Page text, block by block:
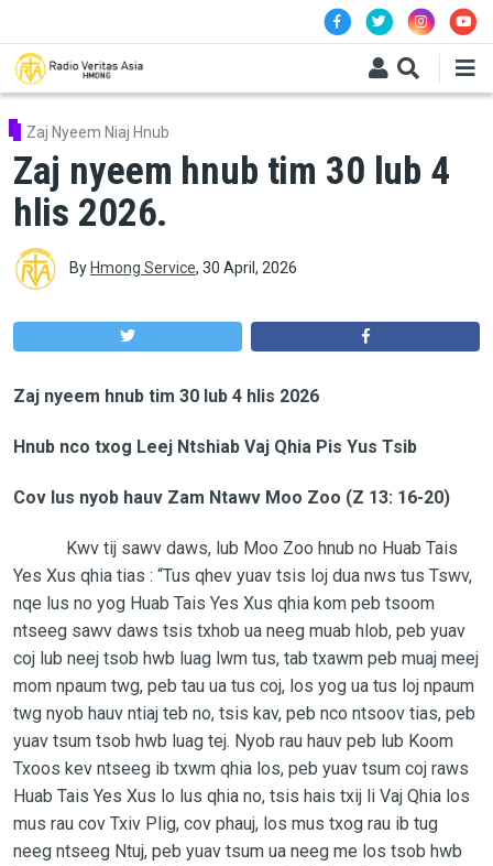
Zaj Nyeem Niaj Hnub
Zaj nyeem hnub tim 30 lub 4
hlis 2026.
By Hmong Service, 30 April, 2026
Zaj nyeem hnub tim 30 lub 4 hlis 2026
Hnub nco txog Leej Ntshiab Vaj Qhia Pis Yus Tsib
Cov lus nyob hauv Zam Ntawv Moo Zoo (Z 13: 16-20)
Kwv tij sawv daws, lub Moo Zoo hnub no Huab Tais
Yes Xus qhia tias : “Tus qhev yuav tsis loj dua nws tus Tswv,
nqe lus no yog Huab Tais Yes Xus qhia kom peb tsoom
ntseeg sawv daws tsis txhob ua neeg muab hlob, peb yuav
coj lub neej tsob hwb luag lwm tus, tab txawm peb muaj meej
mom npaum twg, peb tau ua tus coj, los yog ua tus loj npaum
twg nyob hauv ntiaj teb no, tsis kav, peb nco ntsoov tias, peb
yuav tsum tsob hwb luag tej. Nyob rau hauv peb lub Koom
Txoos kev ntseeg ib txwm qhia los, peb yuav tsum coj raws
Huab Tais Yes Xus lo lus qhia no, tsis hais txij li Vaj Qhia los
mus rau cov Txiv Plig, cov phauj, los mus txog rau ib tug
neeg ntseeg Ntuj, peb yuav tsum ua neeg me los tsob hwb